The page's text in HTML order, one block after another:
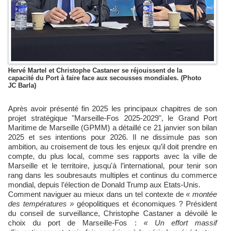
Hervé Martel et Christophe Castaner se réjouissent de la
capacité du Port à faire face aux secousses mondiales. (Photo
JC Barla)
Après avoir présenté fin 2025 les principaux chapitres de son
projet stratégique "Marseille-Fos 2025-2029", le Grand Port
Maritime de Marseille (GPMM) a détaillé ce 21 janvier son bilan
2025 et ses intentions pour 2026. Il ne dissimule pas son
ambition, au croisement de tous les enjeux qu’il doit prendre en
compte, du plus local, comme ses rapports avec la ville de
Marseille et le territoire, jusqu'à l’international, pour tenir son
rang dans les soubresauts multiples et continus du commerce
mondial, depuis l’élection de Donald Trump aux Etats-Unis.
Comment naviguer au mieux dans un tel contexte de« montée
des températures » géopolitiques et économiques ? Président
du conseil de surveillance, Christophe Castaner a dévoilé le
choix du port de Marseille-Fos : « Un effort massif